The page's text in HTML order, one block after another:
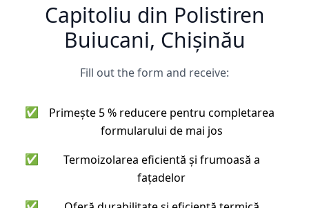
Capitoliu din Polistiren
Buiucani, Chișinău
Fill out the form and receive:
✅
Primește 5 % reducere pentru completarea
formularului de mai jos
✅
Termoizolarea eficientă și frumoasă a
fațadelor